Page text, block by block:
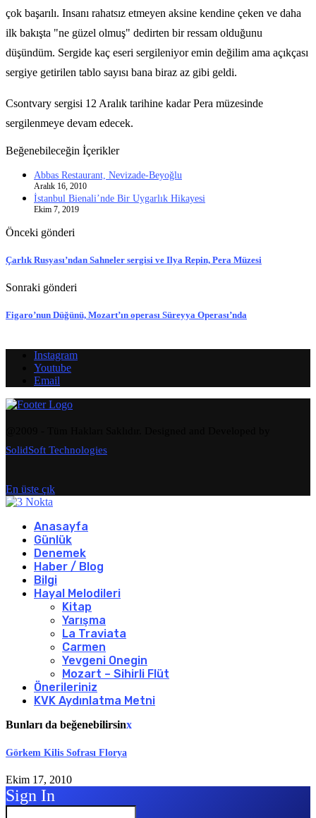
çok başarılı. Insanı rahatsız etmeyen aksine kendine çeken ve daha
ilk bakışta "ne güzel olmuş" dedirten bir ressam olduğunu
düşündüm. Sergide kaç eseri sergileniyor emin değilim ama açıkçası
sergiye getirilen tablo sayısı bana biraz az gibi geldi.
Csontvary sergisi 12 Aralık tarihine kadar Pera müzesinde
sergilenmeye devam edecek.
Beğenebileceğin İçerikler
Abbas Restaurant, Nevizade-Beyoğlu
Aralık 16, 2010
İstanbul Bienali’nde Bir Uygarlık Hikayesi
Ekim 7, 2019
Önceki gönderi
Çarlık Rusyası’ndan Sahneler sergisi ve Ilya Repin, Pera Müzesi
Sonraki gönderi
Figaro’nun Düğünü, Mozart’ın operası Süreyya Operası’nda
Instagram
Youtube
Email
SolidSoft Technologies
En üste çık
Anasayfa
Günlük
Denemek
Haber / Blog
Bilgi
Hayal Melodileri
Kitap
Yarışma
La Traviata
Carmen
Yevgeni Onegin
Mozart – Sihirli Flüt
Önerileriniz
KVK Aydınlatma Metni
Bunları da beğenebilirsinx
Görkem Kilis Sofrası Florya
Ekim 17, 2010
Sign In